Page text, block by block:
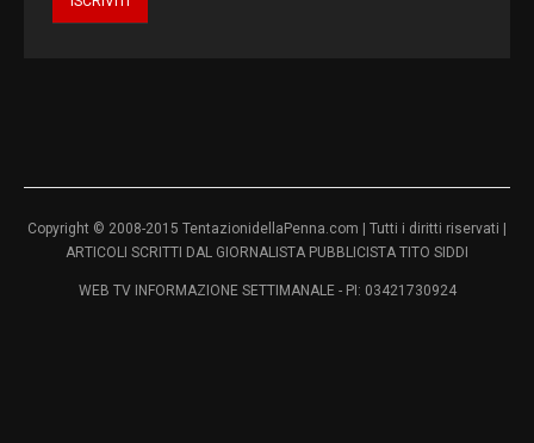
Copyright © 2008-2015 TentazionidellaPenna.com | Tutti i diritti riservati |
ARTICOLI SCRITTI DAL GIORNALISTA PUBBLICISTA TITO SIDDI
WEB TV INFORMAZIONE SETTIMANALE - PI: 03421730924